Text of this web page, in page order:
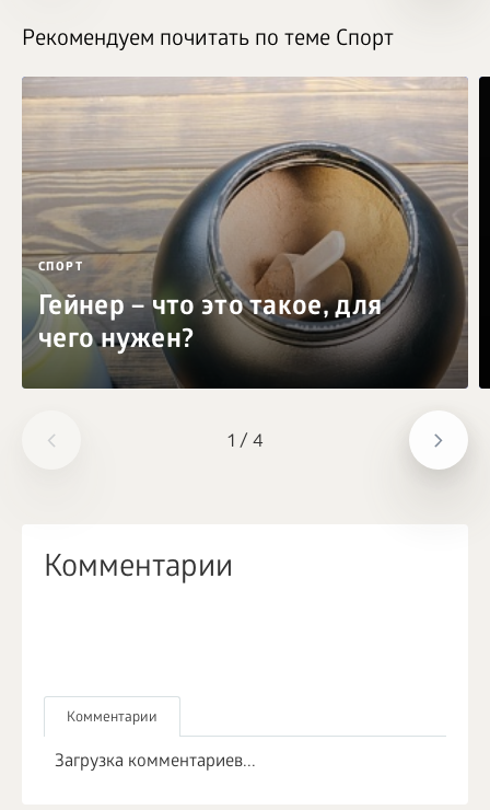
1 / 4
Рекомендуем почитать по теме Спорт
СПОРТ
Гейнер – что это такое, для
чего нужен?
Комментарии
Комментарии
Загрузка комментариев...